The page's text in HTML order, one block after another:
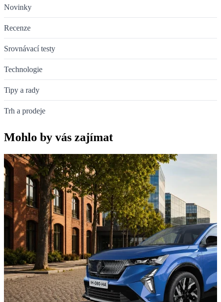
Novinky
Recenze
Srovnávací testy
Technologie
Tipy a rady
Trh a prodeje
Mohlo by vás zajímat